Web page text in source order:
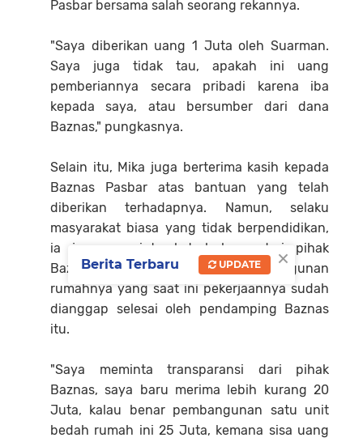
Pasbar bersama salah seorang rekannya.
"Saya diberikan uang 1 Juta oleh Suarman.
Saya juga tidak tau, apakah ini uang
pemberiannya secara pribadi karena iba
kepada saya, atau bersumber dari dana
Baznas," pungkasnya.
Selain itu, Mika juga berterima kasih kepada
Baznas Pasbar atas bantuan yang telah
diberikan terhadapnya. Namun, selaku
masyarakat biasa yang tidak berpendidikan,
ia juga meminta keterbukaan dari pihak
Baznas terkait dana pembangunan
rumahnya yang saat ini pekerjaannya sudah
dianggap selesai oleh pendamping Baznas
itu.
"Saya meminta transparansi dari pihak
Baznas, saya baru merima lebih kurang 20
Juta, kalau benar pembangunan satu unit
bedah rumah ini 25 Juta, kemana sisa uang
×
Berita Terbaru UPDATE